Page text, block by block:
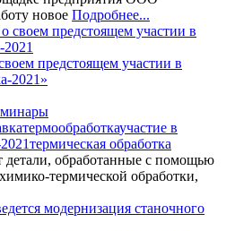
новое Подробнее...
предстоящем участии в
2021»
термообработкаучастие в
термическая обработка
обработанные с помощью
термической обработки,